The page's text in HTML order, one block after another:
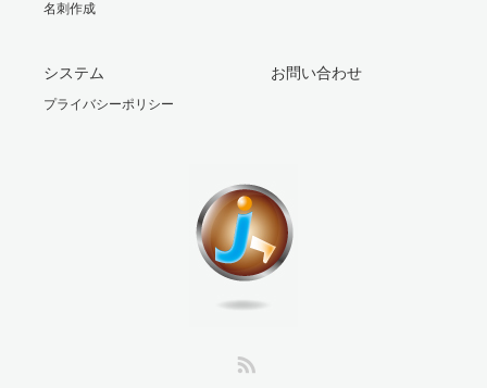
名刺作成
システム
プライバシーポリシー
お問い合わせ